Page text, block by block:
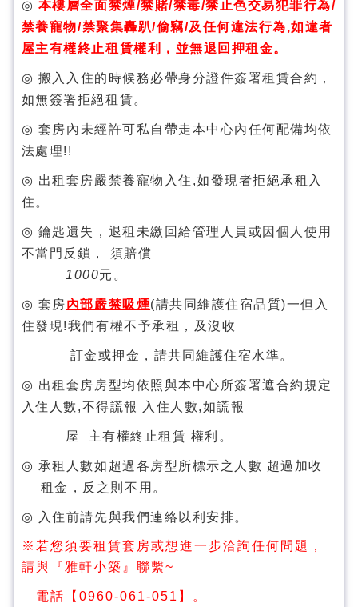
◎ 本樓層全面禁煙/禁賭/禁毒/禁止色交易犯罪行為/
禁養寵物/禁聚集轟趴/偷竊/及任何違法行為,如違者
屋主有權終止租賃權利，並無退回押租金。
◎ 搬入 入住的時候務必帶身分證件簽署租賃合約，
如無簽署拒絕租賃。
◎ 套房內 未經許可私自帶走本中心內任何配備均依
法處理!!
◎ 出租套房嚴禁養寵物入住 ,如發現者拒絕承租入
住。
◎ 鑰匙遺失，退租未繳回給管理人員或因個人使用
不當門反鎖， 須賠償
1000元。
◎ 套房內部嚴禁吸煙(請共同維護住宿品質)一但入
住發現 !我們有權不予承租，及沒收
訂金或押金， 請共同維護住宿水準。
◎ 出租套房 房型均依照與本中心所簽署遮合約規定
入住人數 ,不得謊報 入住人數,如謊報
屋 主有權終止租賃 權利。
◎ 承租人數如超過 各房型所標示之人數 超過 加收
租金，反之則不用。
◎ 入住前請先與我們連絡以利安排。
※若您須要租賃套房或想進一步洽詢任何問題，
請與『雅軒小築』聯繫~
電話【0960-061-051】。